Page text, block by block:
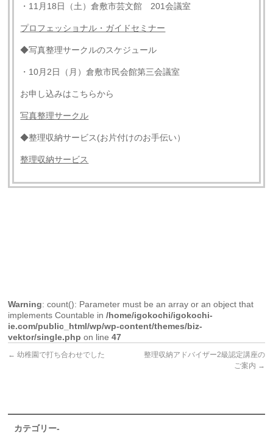
・11月18日（土）倉敷市芸文館 201会議室
プロフェッショナル・ガイドセミナー
◆写真整理サークルのスケジュール
・10月2日（月）倉敷市民会館第三会議室
お申し込みはこちらから
写真整理サークル
◆整理収納サービス(お片付けのお手伝い）
整理収納サービス
Warning: count(): Parameter must be an array or an object that
implements Countable in/home/igokochi/igokochi-
ie.com/public_html/wp/wp-content/themes/biz-
vektor/single.php on line47
← 幼稚園で打ち合わせでした
整理収納アドバイザー2級認定講座の
ご案内 →
カテゴリー-